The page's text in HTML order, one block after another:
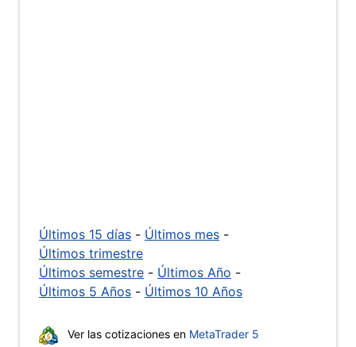
Últimos 15 días - Últimos mes -
Últimos trimestre
Últimos semestre - Últimos Año -
Últimos 5 Años - Últimos 10 Años
Ver las cotizaciones en MetaTrader 5